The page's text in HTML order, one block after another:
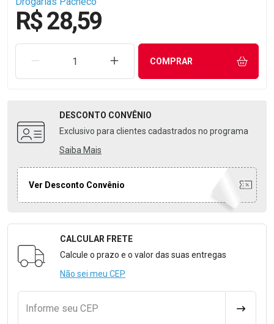
R$ 28,59
REMOVER UMA UNIDADEAUMENTAR UMA UNIDADE
COMPRAR
DESCONTO CONVÊNIO
Exclusivo para clientes cadastrados no programa
Saiba Mais
Ver Desconto Convênio
Formulário para Calcular o Frete
CALCULAR FRETE
Calcule o prazo e o valor das suas entregas
Não sei meu CEP
Informe seu CEP